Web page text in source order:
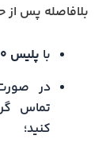
بلافاصله پس از
با پلیس ۱۱۰
در
تماس
کنید؛